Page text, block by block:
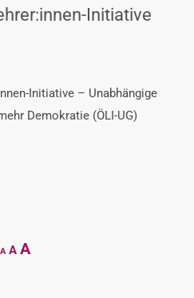
Initiative
Initiative – Unabhängige
Demokratie (ÖLI-UG)
A
Decrease
font
A Reset
AIncrease